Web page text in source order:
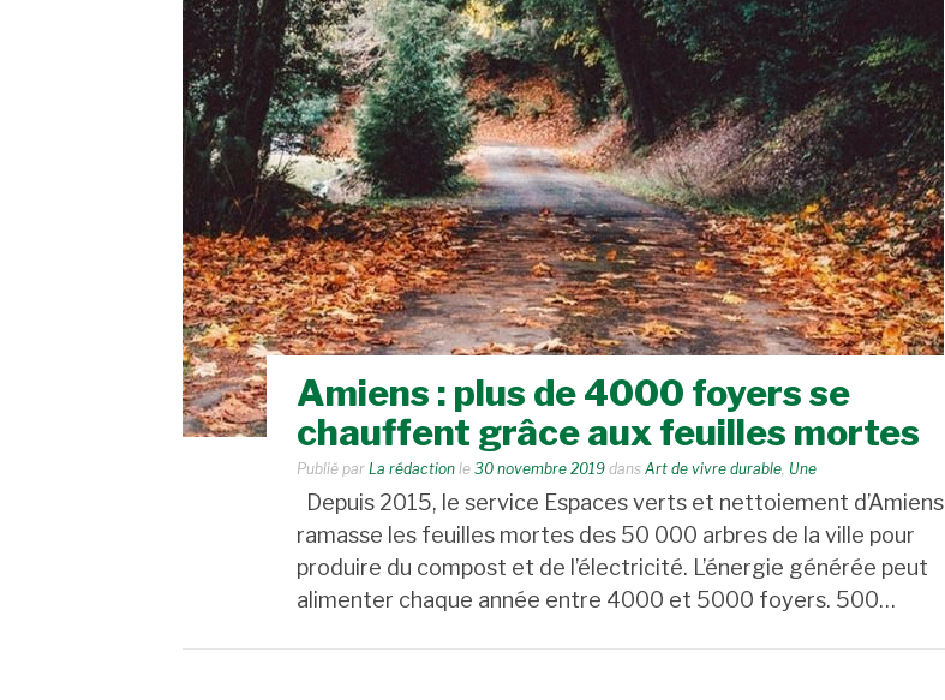
Amiens : plus de 4000 foyers se
chauffent grâce aux feuilles mortes
Publié par La rédaction le 30 novembre 2019 dans Art de vivre durable, Une
Depuis 2015, le service Espaces verts et nettoiement d’Amiens
ramasse les feuilles mortes des 50 000 arbres de la ville pour
produire du compost et de l’électricité. L’énergie générée peut
alimenter chaque année entre 4000 et 5000 foyers. 500…